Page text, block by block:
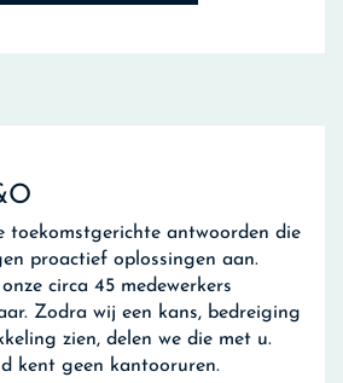
toekomstgerichte antwoorden die
proactief oplossingen aan.
circa 45 medewerkers
Zodra wij een kans, bedreiging
zien, delen we die met u.
kent geen kantooruren.